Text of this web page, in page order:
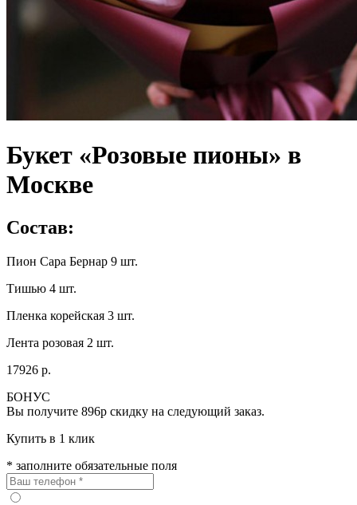
Букет «Розовые пионы» в
Москве
Состав:
Пион Сара Бернар 9 шт.
Тишью 4 шт.
Пленка корейская 3 шт.
Лента розовая 2 шт.
17926 р.
БОНУС
Вы получите 896р скидку на следующий заказ.
Купить в 1 клик
* заполните обязательные поля